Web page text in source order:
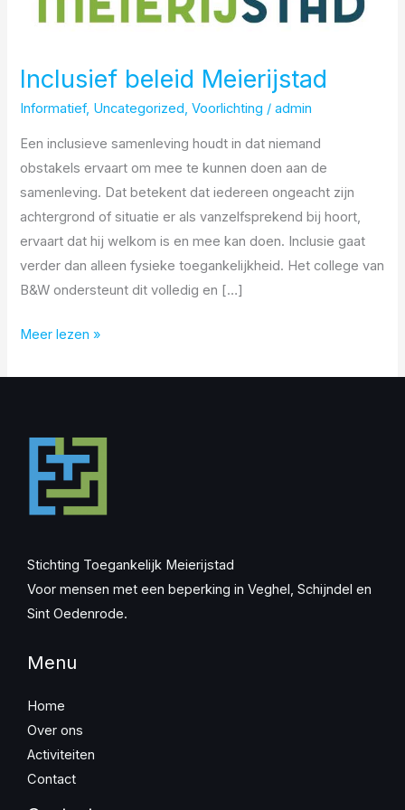
Inclusief beleid Meierijstad
Informatief, Uncategorized,Voorlichting /admin
Een inclusieve samenleving houdt in dat niemand
obstakels ervaart om mee te kunnen doen aan de
samenleving. Dat betekent dat iedereen ongeacht zijn
achtergrond of situatie er als vanzelfsprekend bij hoort,
ervaart dat hij welkom is en mee kan doen. Inclusie gaat
verder dan alleen fysieke toegankelijkheid. Het college van
B&W ondersteunt dit volledig en […]
Meer lezen »
Stichting Toegankelijk Meierijstad
Voor mensen met een beperking in Veghel, Schijndel en
Sint Oedenrode.
Menu
Home
Over ons
Activiteiten
Contact